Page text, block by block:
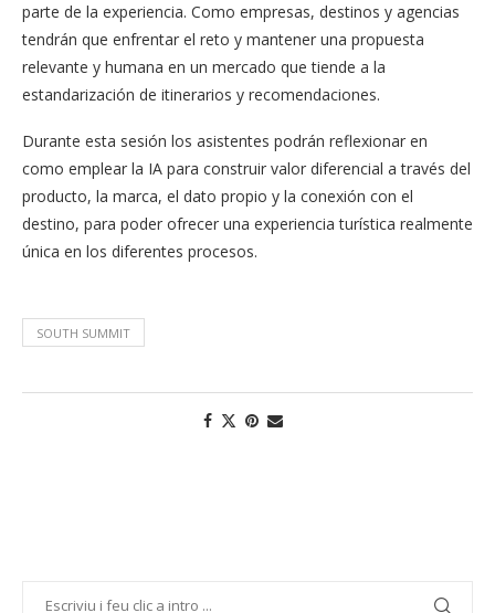
parte de la experiencia. Como empresas, destinos y agencias
tendrán que enfrentar el reto y mantener una propuesta
relevante y humana en un mercado que tiende a la
estandarización de itinerarios y recomendaciones.
Durante esta sesión los asistentes podrán reflexionar en
como emplear la IA para construir valor diferencial a través del
producto, la marca, el dato propio y la conexión con el
destino, para poder ofrecer una experiencia turística realmente
única en los diferentes procesos.
SOUTH SUMMIT